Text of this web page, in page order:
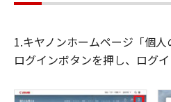
1.キヤノンホームページ「個
ログインボタンを押し、ログ